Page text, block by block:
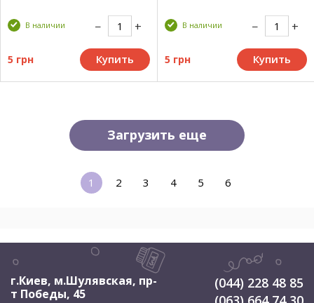
В наличии
5 грн Купить
В наличии
5 грн Купить
Загрузить еще
1 2 3 4 5 6
г.Киев, м.Шулявская, пр-
т Победы, 45
(044) 228 48 85